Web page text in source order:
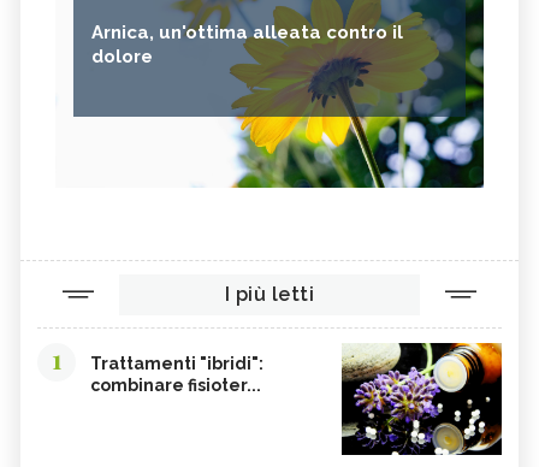
Arnica, un'ottima alleata contro il
dolore
I più letti
1
Trattamenti "ibridi":
combinare fisioter...